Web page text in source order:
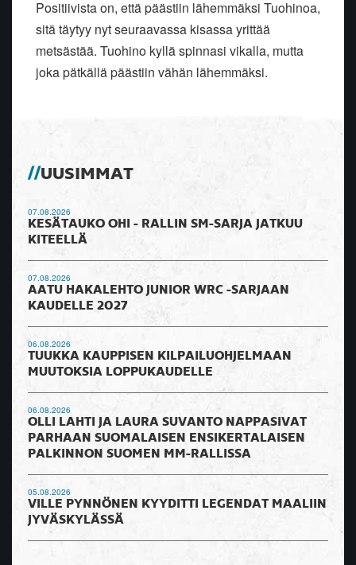
Positiivista on, että päästiin lähemmäksi Tuohinoa,
sitä täytyy nyt seuraavassa kisassa yrittää
metsästää. Tuohino kyllä spinnasi vikalla, mutta
joka pätkällä päästiin vähän lähemmäksi.
UUSIMMAT
07.08.2026
KESÄTAUKO OHI - RALLIN SM-SARJA JATKUU
KITEELLÄ
07.08.2026
AATU HAKALEHTO JUNIOR WRC -SARJAAN
KAUDELLE 2027
06.08.2026
TUUKKA KAUPPISEN KILPAILUOHJELMAAN
MUUTOKSIA LOPPUKAUDELLE
06.08.2026
OLLI LAHTI JA LAURA SUVANTO NAPPASIVAT
PARHAAN SUOMALAISEN ENSIKERTALAISEN
PALKINNON SUOMEN MM-RALLISSA
05.08.2026
VILLE PYNNÖNEN KYYDITTI LEGENDAT MAALIIN
JYVÄSKYLÄSSÄ